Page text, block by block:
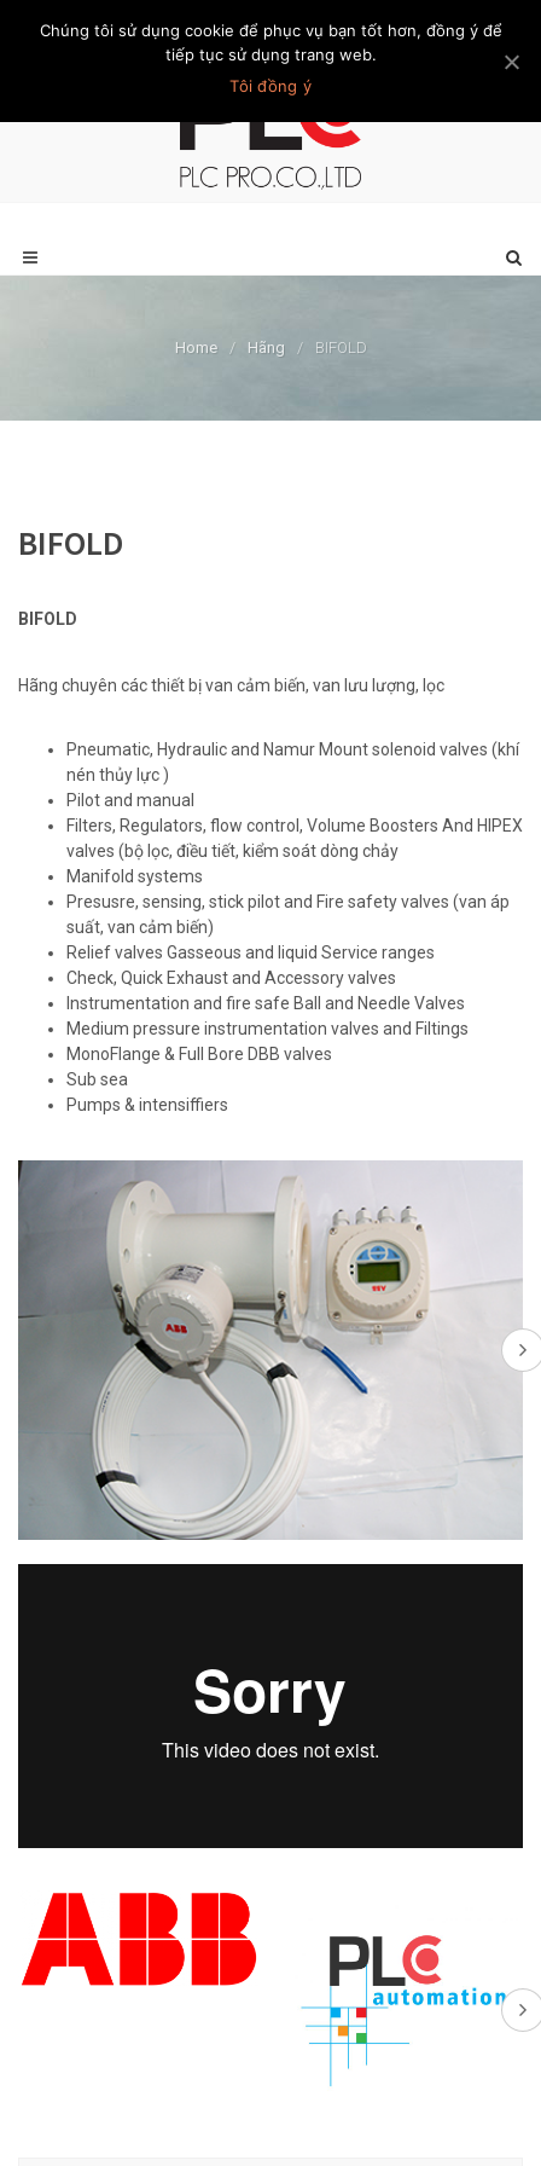
Trang chủ Giới thiệu Khách hàng Liên hệ Thành viên
Home / Hãng / BIFOLD
BIFOLD
BIFOLD
Hãng chuyên các thiết bị van cảm biến, van lưu lượng, lọc
Pneumatic, Hydraulic and Namur Mount solenoid valves (khí
nén thủy lực )
Pilot and manual
Filters, Regulators, flow control, Volume Boosters And HIPEX
valves (bộ lọc, điều tiết, kiểm soát dòng chảy
Manifold systems
Presusre, sensing, stick pilot and Fire safety valves (van áp
suất, van cảm biến)
Relief valves Gasseous and liquid Service ranges
Check, Quick Exhaust and Accessory valves
Instrumentation and fire safe Ball and Needle Valves
Medium pressure instrumentation valves and Filtings
MonoFlange & Full Bore DBB valves
Sub sea
Pumps & intensiffiers
Chúng tôi sử dụng cookie để phục vụ bạn tốt hơn, đồng ý để
tiếp tục sử dụng trang web.
Tôi đồng ý